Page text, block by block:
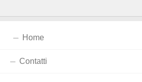
Home
Contatti